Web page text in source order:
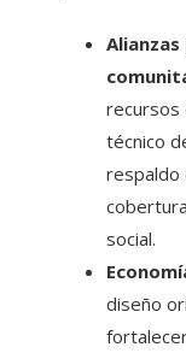
recursos
técnico
respaldo
social.
diseño